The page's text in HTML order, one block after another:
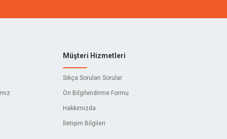
ADELA
AL WELDERS
Müşteri Hizmetleri
Sıkça Sorulan Sorular
Ön Bilgilendirme Formu
Hakkımızda
İletişim Bilgileri